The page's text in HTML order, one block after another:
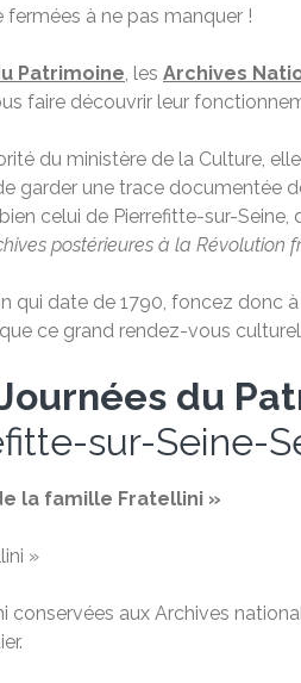
fermées à ne pas manquer !
Patrimoine, les Archives
faire découvrir leur
du ministère de la Culture,
garder une trace documentée
celui de Pierrefitte-sur-Seine,
postérieures à la Révolution
qui date de 1790, foncez donc
ce grand rendez-vous
du
sur-Seine-
la famille Fratellini »
»
conservées aux Archives